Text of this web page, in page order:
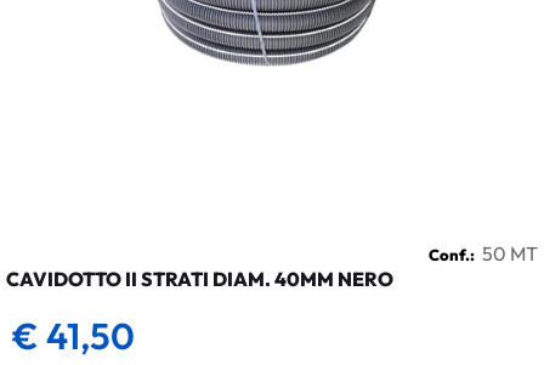
Conf.: 50 MT
CAVIDOTTO II STRATI DIAM. 40MM NERO
€ 41,50